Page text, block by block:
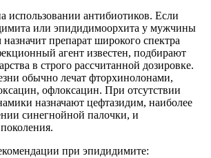
использовании антибиотиков. Если
или эпидидимоорхита у мужчины
назначит препарат широкого спектра
агент известен, подбирают
в строго рассчитанной дозировке.
обычно лечат фторхинолонами,
офлоксацин. При отсутствии
назначают цефтазидим, наиболее
синегнойной палочки, и
при эпидидимите: